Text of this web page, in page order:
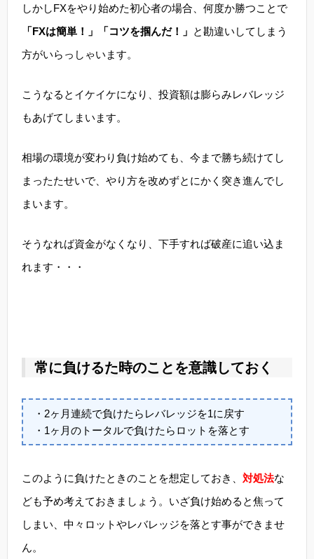
しかしFXをやり始めた初心者の場合、何度か勝つことで
「FXは簡単！」「コツを掴んだ！」 と勘違いしてしまう
方がいらっしゃいます。
こうなるとイケイケになり、投資額は膨らみレバレッジ
もあげてしまいます。
相場の環境が変わり負け始めても、今まで勝ち続けてし
まったたせいで、やり方を改めずとにかく突き進んでし
まいます。
そうなれば資金がなくなり、下手すれば破産に追い込ま
れます・・・
常に負けるた時のことを意識しておく
・2ヶ月連続で負けたらレバレッジを1に戻す
・1ヶ月のトータルで負けたらロットを落とす
このように負けたときのことを想定しておき、 対処法な
ども予め考えておきましょう。いざ負け始めると焦って
しまい、中々ロットやレバレッジを落とす事ができませ
ん。